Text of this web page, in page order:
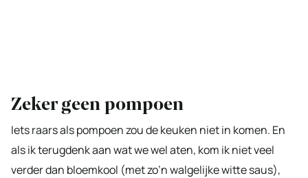
Zeker geen pompoen
Iets raars als pompoen zou de keuken niet in komen. En
als ik terugdenk aan wat we wel aten, kom ik niet veel
verder dan bloemkool (met zo’n walgelijke witte saus),